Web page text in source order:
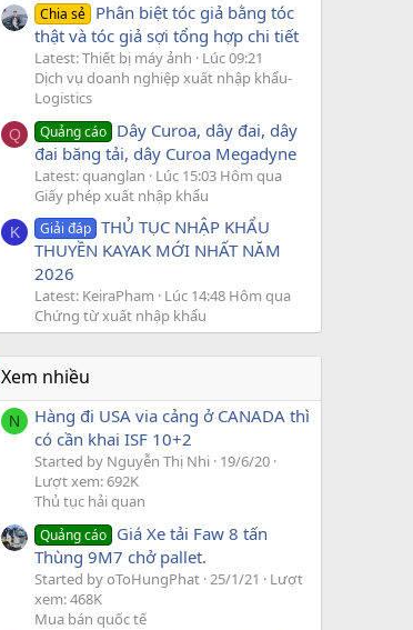
Chia sẻ Phân biệt tóc giả bằng tóc
thật và tóc giả sợi tổng hợp chi tiết
Latest: Thiết bị máy ảnh
Lúc 09:21
Dịch vụ doanh nghiệp xuất nhập khẩu-
Logistics
Q Quảng cáo Dây Curoa, dây đai, dây
đai băng tải, dây Curoa Megadyne
Latest: quanglan
Lúc 15:03 Hôm qua
Giấy phép xuất nhập khẩu
K Giải đáp THỦ TỤC NHẬP KHẨU
THUYỀN KAYAK MỚI NHẤT NĂM
2026
Latest: KeiraPham
Lúc 14:48 Hôm qua
Chứng từ xuất nhập khẩu
Xem nhiều
N
Hàng đi USA via cảng ở CANADA thì
có cần khai ISF 10+2
Started by Nguyễn Thị Nhi 19/6/20
Lượt xem: 692K
Thủ tục hải quan
Quảng cáo Giá Xe tải Faw 8 tấn
Thùng 9M7 chở pallet.
Started by oToHungPhat 25/1/21
Lượt
xem: 468K
Mua bán quốc tế